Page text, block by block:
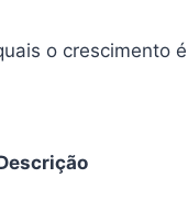
o crescimento é